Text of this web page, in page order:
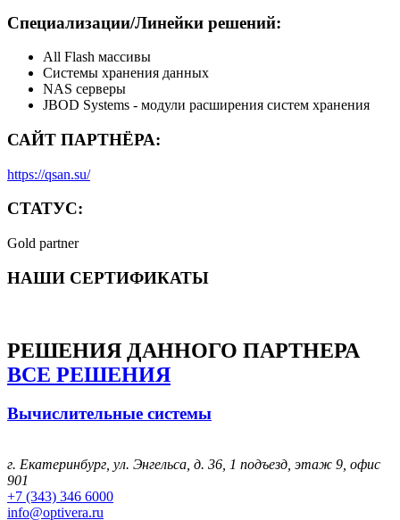
Специализации/Линейки решений:
All Flash массивы
Системы хранения данных
NAS серверы
JBOD Systems - модули расширения систем хранения
САЙТ ПАРТНЁРА:
https://qsan.su/
СТАТУС:
Gold partner
НАШИ СЕРТИФИКАТЫ
РЕШЕНИЯ ДАННОГО ПАРТНЕРА
ВСЕ РЕШЕНИЯ
Вычислительные системы
г. Екатеринбург, ул. Энгельса, д. 36, 1 подъезд, этаж 9, офис
901
+7 (343) 346 6000
info@optivera.ru